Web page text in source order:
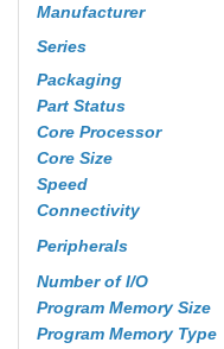
Manufacturer
Series
Packaging
Part Status
Core Processor
Core Size
Speed
Connectivity
Peripherals
Number of I/O
Program Memory Size
Program Memory Type